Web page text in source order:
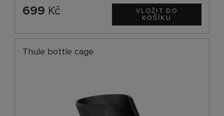
699 Kč
Thule bottle cage